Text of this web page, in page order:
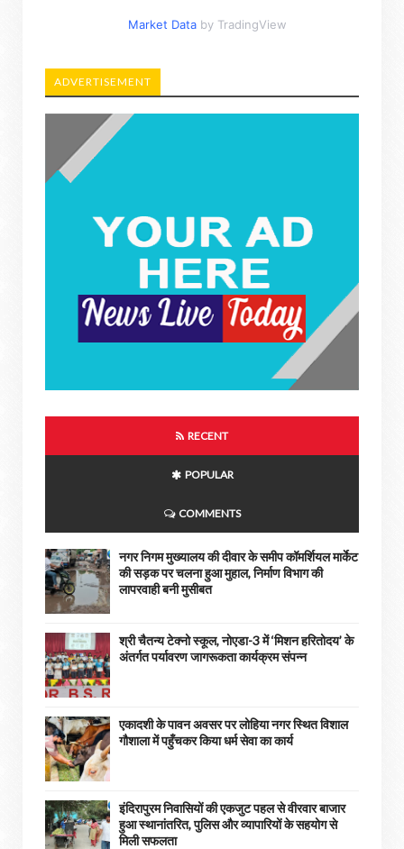
Market Data by TradingView
ADVERTISEMENT
RECENT
POPULAR
COMMENTS
नगर निगम मुख्यालय की दीवार के समीप कॉमर्शियल मार्केट
की सड़क पर चलना हुआ मुहाल, निर्माण विभाग की
लापरवाही बनी मुसीबत
श्री चैतन्य टेक्नो स्कूल, नोएडा-3 में ‘मिशन हरितोदय’ के
अंतर्गत पर्यावरण जागरूकता कार्यक्रम संपन्न
एकादशी के पावन अवसर पर लोहिया नगर स्थित विशाल
गौशाला में पहुँचकर किया धर्म सेवा का कार्य
इंदिरापुरम निवासियों की एकजुट पहल से वीरवार बाजार
हुआ स्थानांतरित, पुलिस और व्यापारियों के सहयोग से
मिली सफलता